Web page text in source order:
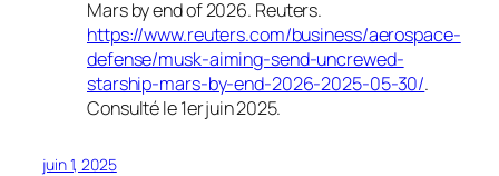
Mars by end of 2026. Reuters.
https://www.reuters.com/business/aerospace-
defense/musk-aiming-send-uncrewed-
starship-mars-by-end-2026-2025-05-30/.
Consulté le 1er juin 2025.
juin 1, 2025